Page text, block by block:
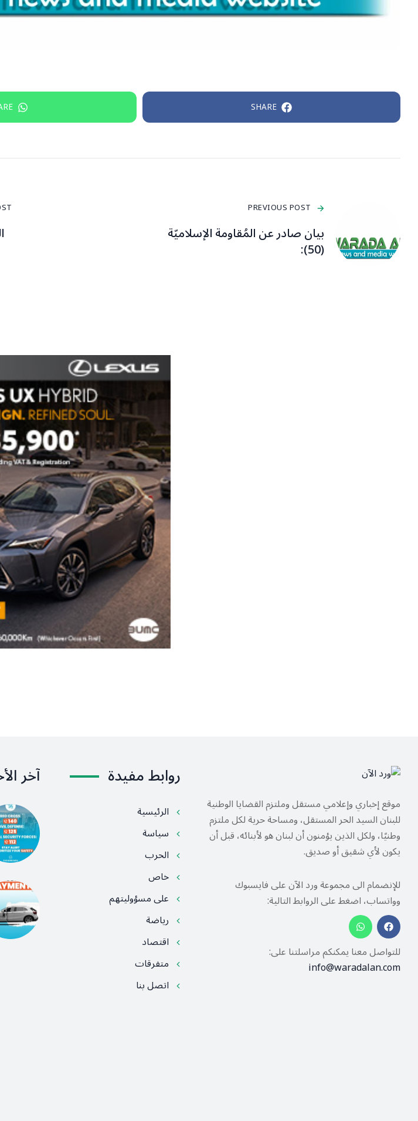
SHARE
PREVIOUS POST
بيان صادر عن المُقاومة الإسلاميّة
(50):
موقع إخباري وإعلامي مستقل وملتزم القضايا الوطنية
للبنان السيد الحر المستقل، ومساحة حرية لكل ملتزم
وطنيًا، ولكل الذين يؤمنون أن لبنان هو لأبنائه، قبل أن
يكون لأي شقيق أو صديق.
للإنضمام الى مجموعة ورد الآن على فايسبوك
وواتساب، اضغط على الروابط التالية:
للتواصل معنا يمكنكم مراسلتنا على:
info@waradalan.com
روابط مفيدة
الرئيسية
سياسة
الحرب
خاص
على مسؤوليتهم
رياضة
اقتصاد
متفرقات
اتصل بنا
آخر